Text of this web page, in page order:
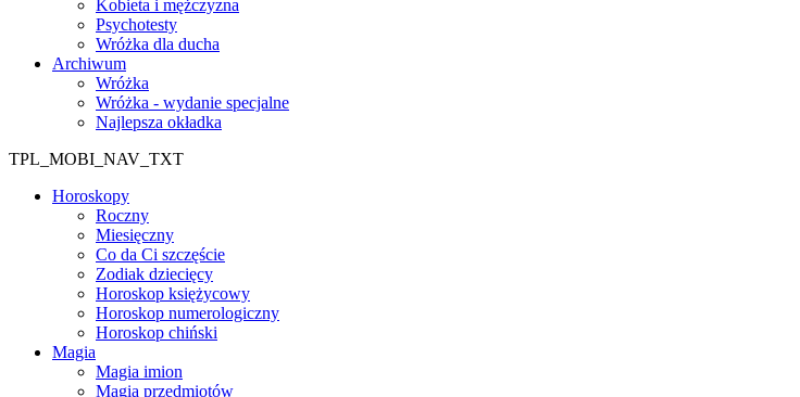
Kobieta i mężczyzna
Psychotesty
Wróżka dla ducha
Archiwum
Wróżka
Wróżka - wydanie specjalne
Najlepsza okładka
TPL_MOBI_NAV_TXT
Horoskopy
Roczny
Miesięczny
Co da Ci szczęście
Zodiak dziecięcy
Horoskop księżycowy
Horoskop numerologiczny
Horoskop chiński
Magia
Magia imion
Magia przedmiotów